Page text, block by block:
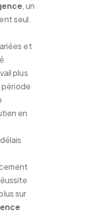
, un
seul.
et
plus
période
en
sur